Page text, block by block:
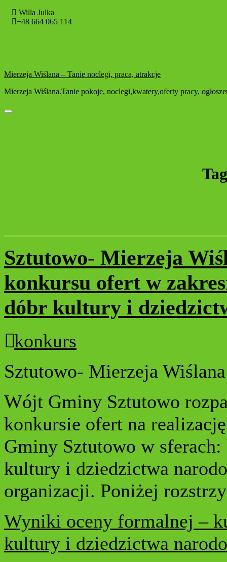
Willa Julka
+48 664 065 114
Mierzeja Wiślana – Tanie noclegi, praca, atrakcje
Mierzeja Wiślana.Tanie pokoje, noclegi,kwatery,oferty pracy,
Toggle navigation
Sztutowo- Mierzeja
konkursu ofert w
dóbr kultury i
konkurs
Sztutowo- Mierzeja Wiślana
Wójt Gminy Sztutowo
konkursie ofert na
Gminy Sztutowo w
kultury i dziedzictwa
organizacji. Poniżej
Wyniki oceny formalnej –
kultury i dziedzictwa